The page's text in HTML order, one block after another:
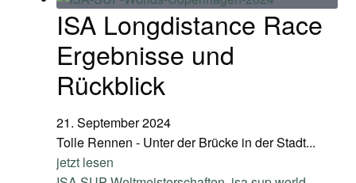
ISA Longdistance Race
Ergebnisse und
Rückblick
21. September 2024
Tolle Rennen - Unter der Brücke in der Stadt...
jetzt lesen